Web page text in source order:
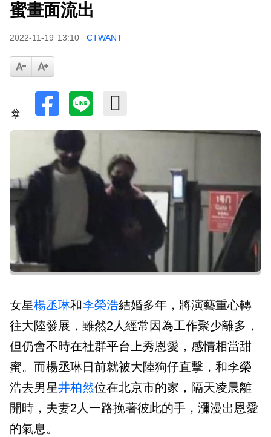
蜜畫面流出
2022-11-19 13:10 CTWANT
女星楊丞琳和李榮浩結婚多年，將演藝重心轉
往大陸發展，雖然2人經常因為工作聚少離多，
但仍會不時在社群平台上秀恩愛，感情相當甜
蜜。而楊丞琳日前就被大陸狗仔直擊，和李榮
浩去男星井柏然位在北京市的家，隔天凌晨離
開時，夫妻2人一路挽著彼此的手，瀰漫出恩愛
的氣息。